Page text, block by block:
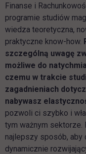
Finanse i
programie studiów
wiedza teoretyczna,
praktyczne know-how.
szczególną uwagę
możliwe do
czemu w trakcie
zagadnieniach
nabywasz
pozwoli ci szybko i
tym ważnym sektorze.
najlepszy sposób,
dynamicznie